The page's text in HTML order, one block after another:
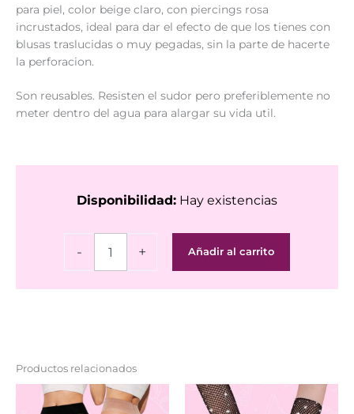
para piel, color beige claro, con piercings rosa
incrustados, ideal para dar el efecto de que los tienes con
blusas traslucidas o muy pegadas, sin la parte de hacerte
la perforacion.
Son reusables. Resisten el sudor pero preferiblemente no
meter dentro del agua para alargar su vida util.
Disponibilidad: Hay existencias
-
piercing
cantidad
+ Añadir al carrito
Productos relacionados